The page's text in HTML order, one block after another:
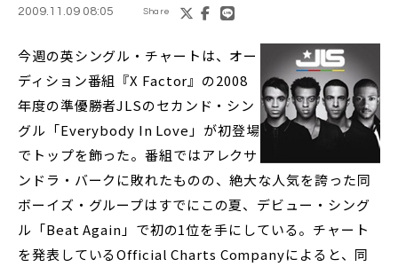
2009.11.09 08:05 Share
今週の英シングル・チャートは、オー
ディション番組『X Factor』の2008
年度の準優勝者JLSのセカンド・シン
グル「Everybody In Love」が初登場
でトップを飾った。番組ではアレクサ
ンドラ・バークに敗れたものの、絶大な人気を誇った同
ボーイズ・グループはすでにこの夏、デビュー・シング
ル「Beat Again」で初の1位を手にしている。チャート
を発表しているOfficial Charts Companyによると、同